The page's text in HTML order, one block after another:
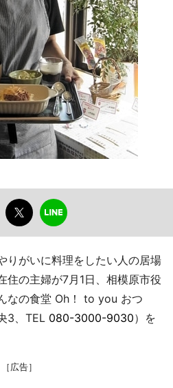
りがいに料理をしたい人の居場
住の主婦が7月1日、相模原市役
なの食堂 Oh！ to you おつ
3、TEL 080-3000-9030）を
［広告］